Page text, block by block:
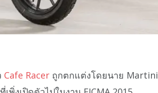
Cafe Racer ถูกตกแต่งโดยนาย Martini